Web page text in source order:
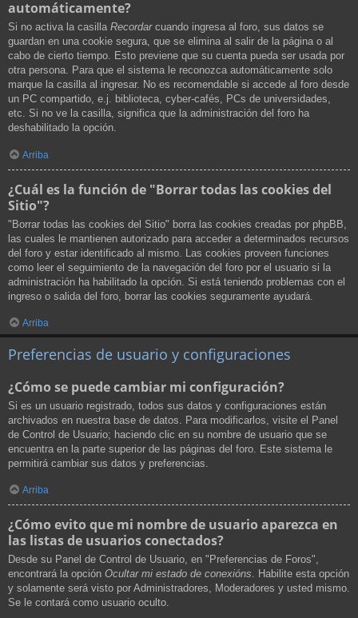
automáticamente?
Si no activa la casilla Recordarcuando ingresa al foro, sus datos se
guardan en una cookie segura, que se elimina al salir de la página o al
cabo de cierto tiempo. Esto previene que su cuenta pueda ser usada por
otra persona. Para que el sistema le reconozca automáticamente solo
marque la casilla al ingresar. No es recomendable si accede al foro desde
un PC compartido, e.j. biblioteca, cyber-cafés, PCs de universidades,
etc. Si no ve la casilla, significa que la administración del foro ha
deshabilitado la opción.
Arriba
¿Cuál es la función de "Borrar todas las cookies del
Sitio"?
"Borrar todas las cookies del Sitio" borra las cookies creadas por phpBB,
las cuales le mantienen autorizado para acceder a determinados recursos
del foro y estar identificado al mismo. Las cookies proveen funciones
como leer el seguimiento de la navegación del foro por el usuario si la
administración ha habilitado la opción. Si está teniendo problemas con el
ingreso o salida del foro, borrar las cookies seguramente ayudará.
Arriba
Preferencias de usuario y configuraciones
¿Cómo se puede cambiar mi configuración?
Si es un usuario registrado, todos sus datos y configuraciones están
archivados en nuestra base de datos. Para modificarlos, visite el Panel
de Control de Usuario; haciendo clic en su nombre de usuario que se
encuentra en la parte superior de las páginas del foro. Este sistema le
permitirá cambiar sus datos y preferencias.
Arriba
¿Cómo evito que mi nombre de usuario aparezca en
las listas de usuarios conectados?
Desde su Panel de Control de Usuario, en "Preferencias de Foros",
encontrará la opción Ocultar mi estado de conexións. Habilite esta opción
y solamente será visto por Administradores, Moderadores y usted mismo.
Se le contará como usuario oculto.